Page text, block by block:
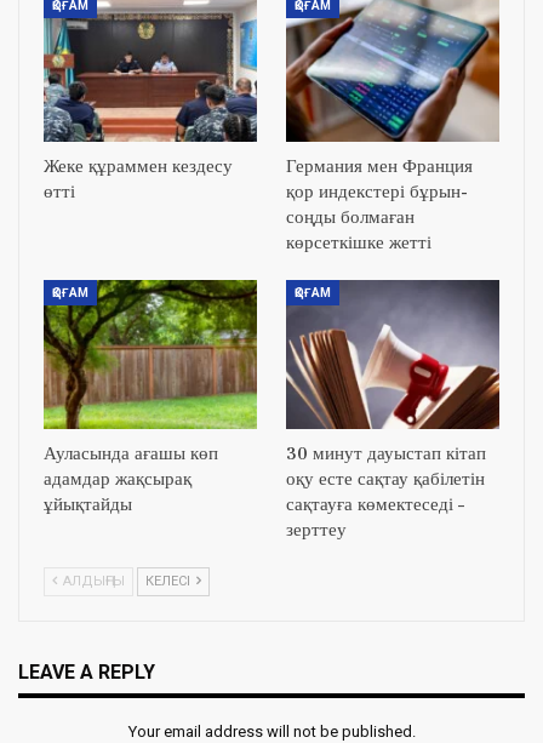
ҚОҒАМ
Жеке құраммен кездесу
өтті
ҚОҒАМ
Германия мен Франция
қор индекстері бұрын-
соңды болмаған
көрсеткішке жетті
ҚОҒАМ
Ауласында ағашы көп
адамдар жақсырақ
ұйықтайды
ҚОҒАМ
30 минут дауыстап кітап
оқу есте сақтау қабілетін
сақтауға көмектеседі –
зерттеу
АЛДЫҢҒЫ КЕЛЕСІ
LEAVE A REPLY
Your email address will not be published.